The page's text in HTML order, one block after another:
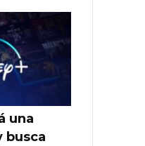
una
busca